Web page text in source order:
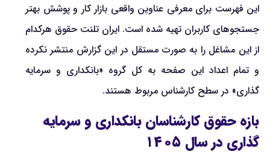
این فهرست برای معرفی عناوین واقعی بازار کار و پوشش بهتر
جستجوهای کاربران تهیه شده است. ایران تلنت حقوق هرکدام
از این مشاغل را به صورت مستقل در این گزارش منتشر نکرده
و تمام اعداد این صفحه به کل گروه «بانکداری و سرمایه
گذاری» در سطح کارشناس مربوط هستند.
بازه حقوق کارشناسان بانکداری و سرمایه
گذاری در سال ۱۴۰۵